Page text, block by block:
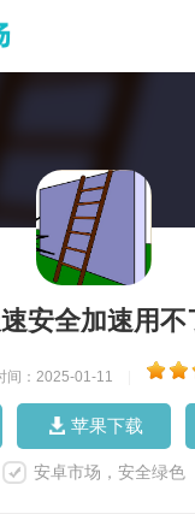
安全加速用不
间：2025-01-11
苹果下载
安卓市场，安全绿色